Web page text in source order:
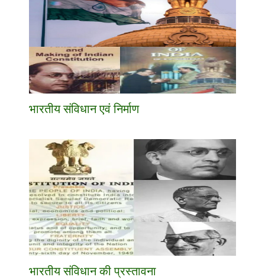
भारतीय संविधान एवं निर्माण
भारतीय संविधान की प्रस्तावना